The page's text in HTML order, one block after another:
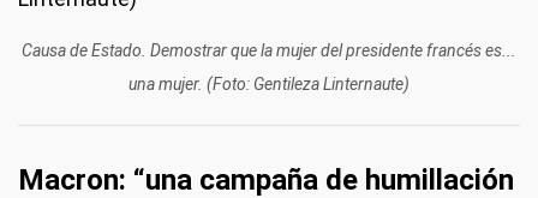
Causa de Estado. Demostrar que la mujer del presidente francés es...
una mujer. (Foto: Gentileza Linternaute)
Macron: “una campaña de humillación